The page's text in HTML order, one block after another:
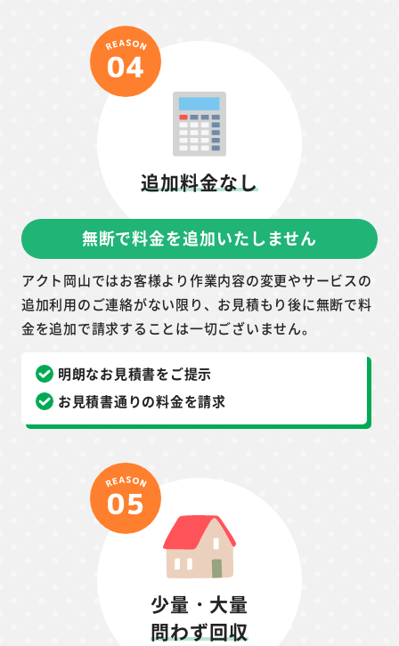
追加料金なし
無断で料金を追加いたしません
アクト岡山ではお客様より作業内容の変更やサービスの
追加利用のご連絡がない限り、お見積もり後に無断で料
金を追加で請求することは一切ございません。
明朗なお見積書をご提示
お見積書通りの料金を請求
少量・大量
問わず回収